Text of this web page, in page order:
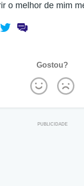
o melhor de mim
Gostou?